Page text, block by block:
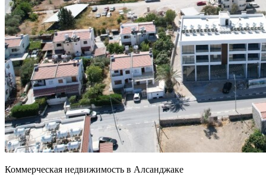
Коммерческая недвижимость в Алсанджаке